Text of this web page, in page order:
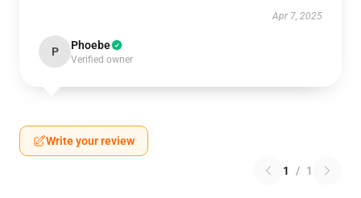
Apr 7, 2025
P Phoebe
Verified owner
Write your review
1 / 1